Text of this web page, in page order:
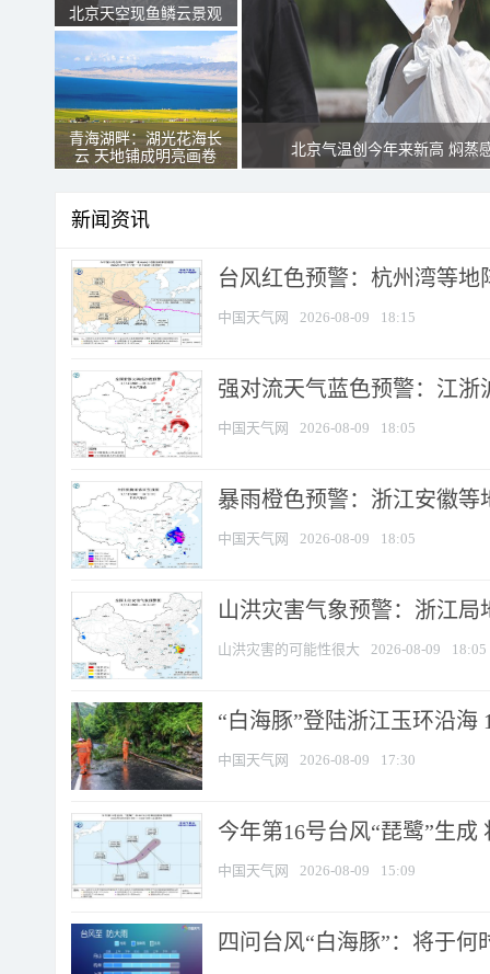
北京天空现鱼鳞云景观
青海湖畔：湖光花海长
云 天地铺成明亮画卷
北京气温创今年来新高 焖蒸
新闻资讯
台风红色预警：杭州湾等地
中国天气网 2026-08-09 18:15
强对流天气蓝色预警：江浙
中国天气网 2026-08-09 18:05
暴雨橙色预警：浙江安徽等
中国天气网 2026-08-09 18:05
山洪灾害气象预警：浙江
山洪灾害的可能性很大 2026-08-09 18:05
“白海豚”登陆浙江玉环沿海
中国天气网 2026-08-09 17:30
今年第16号台风“琵鹭”生
中国天气网 2026-08-09 15:09
四问台风“白海豚”：将于